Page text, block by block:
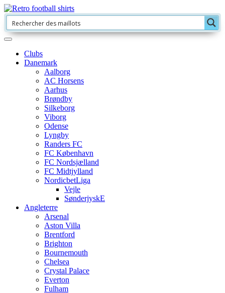
Clubs
Danemark
Aalborg
AC Horsens
Aarhus
Brøndby
Silkeborg
Viborg
Odense
Lyngby
Randers FC
FC København
FC Nordsjælland
FC Midtjylland
NordicbetLiga
Vejle
SønderjyskE
Angleterre
Arsenal
Aston Villa
Brentford
Brighton
Bournemouth
Chelsea
Crystal Palace
Everton
Fulham